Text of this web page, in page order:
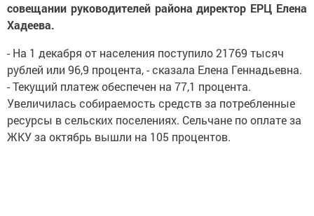
совещании руководителей района директор ЕРЦ Елена
Хадеева.
- На 1 декабря от населения поступило 21769 тысяч
рублей или 96,9 процента, - сказала Елена Геннадьевна.
- Текущий платеж обеспечен на 77,1 процента.
Увеличилась собираемость средств за потребленные
ресурсы в сельских поселениях. Сельчане по оплате за
ЖКУ за октябрь вышли на 105 процентов.